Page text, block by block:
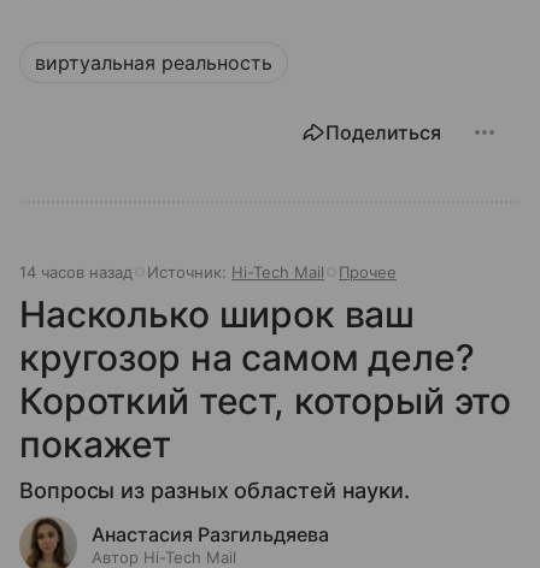
виртуальная реальность
Поделиться
14 часов назад Источник: Hi-Tech Mail Прочее
Насколько широк ваш
кругозор на самом деле?
Короткий тест, который это
покажет
Вопросы из разных областей науки.
Анастасия Разгильдяева
Автор Hi-Tech Mail